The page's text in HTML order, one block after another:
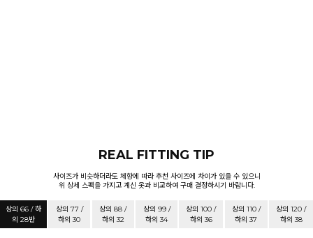
REAL FITTING TIP
사이즈가 비슷하더라도 체향에 따라 추천 사이즈에 차이가 있을 수 있으니
위 상세 스펙을 가지고 계신 옷과 비교하여 구매 결정하시기 바랍니다.
상의 66 / 하
의 28반
상의 77 /
하의 30
상의 88 /
하의 32
상의 99 /
하의 34
상의 100 /
하의 36
상의 110 /
하의 37
상의 120 /
하의 38